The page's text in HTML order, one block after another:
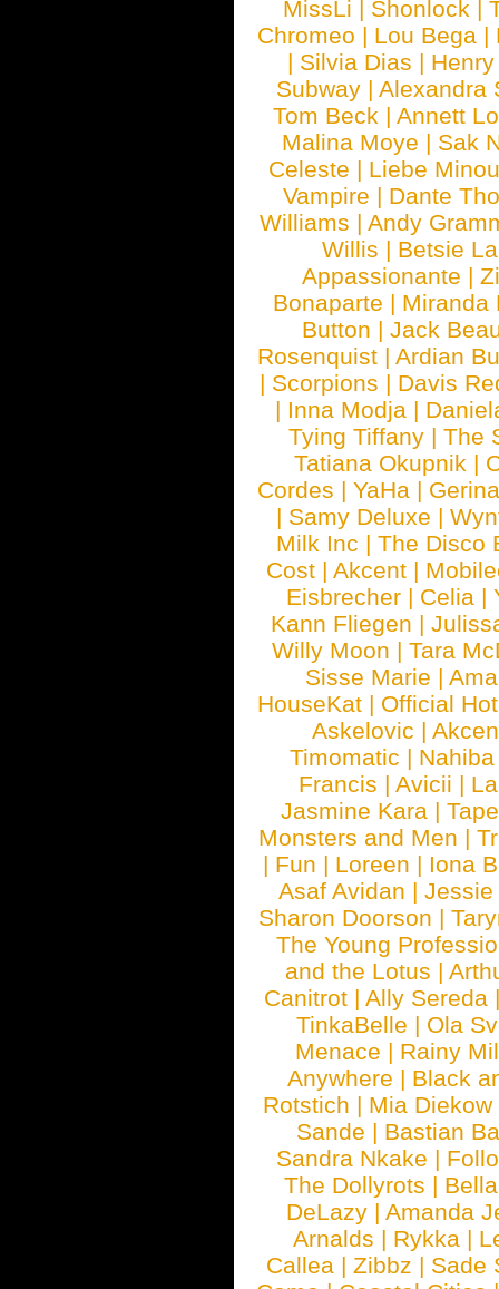
MissLi Shonlock |
Chromeo | Lou Bega |
| Silvia Dias |
Subway |Alexandra
Tom Beck |Annett
Malina Moye | Sak
Celeste | Liebe Minou
Vampire | Dante
Williams | Andy
Willis | Betsie
Appassionante |
Bonaparte | Miranda
Button | Jack
Rosenquist |Ardian
| Scorpions | Davis
| Inna Modja |
Tying Tiffany |The
Tatiana Okupnik |
Cordes |YaHa |
| Samy Deluxe |
Milk Inc |The Disco
Cost |Akcent |
Eisbrecher | Celia |
Kann Fliegen |
Willy Moon |Tara
Sisse Marie |
HouseKat | Official
Askelovic |
Timomatic | Nahiba
Francis | Avicii |
Jasmine Kara |
Monsters and Men |
| Fun | Loreen | Iona
Asaf Avidan |Jessie
Sharon Doorson |
The Young
and the Lotus |
Canitrot |Ally Sereda
TinkaBelle | Ola
Menace | Rainy
Anywhere | Black
Rotstich | Mia Diekow
Sande | Bastian
Sandra Nkake |
The Dollyrots |
DeLazy | Amanda
Arnalds | Rykka |
Callea | Zibbz | Sade